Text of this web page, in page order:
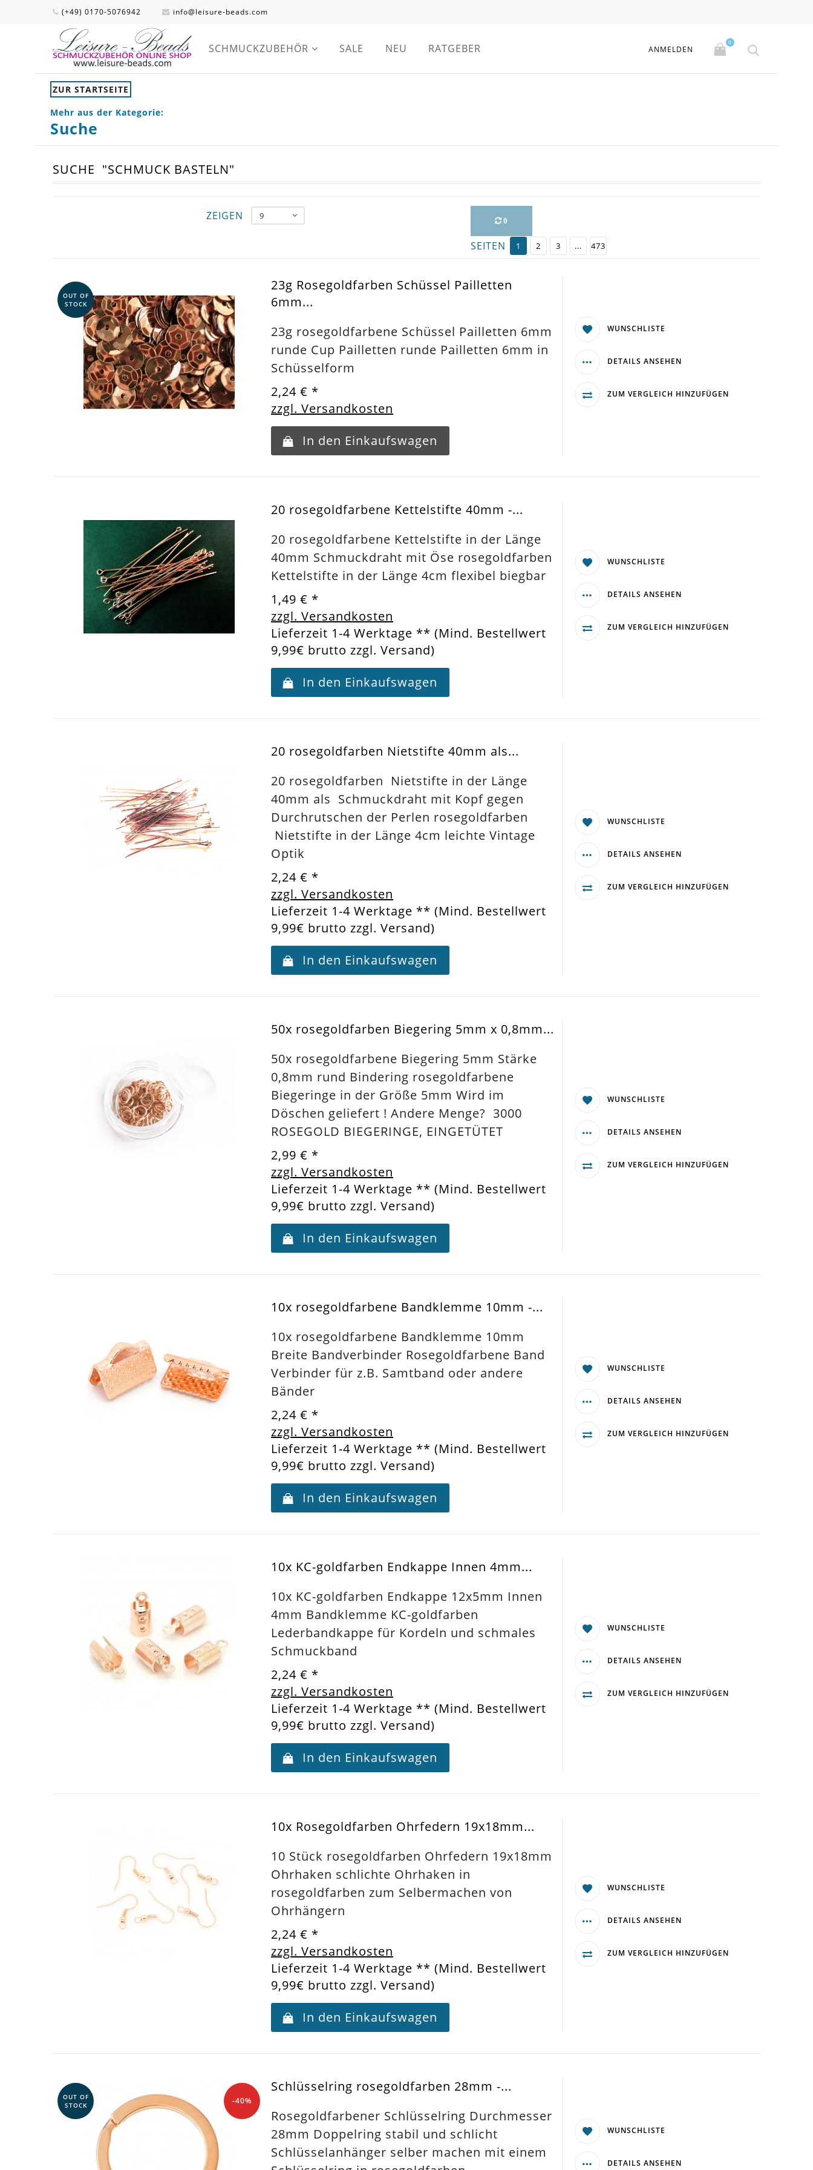
(+49) 0170-5076942 info@leisure-beads.com
SCHMUCKZUBEHÖR SALE NEU RATGEBER ANMELDEN
0
ZUR STARTSEITE
Mehr aus der Kategorie:
Suche
SUCHE "SCHMUCK BASTELN"
ZEIGEN 9 0
SEITEN 1 2 3 ... 473
OUT OF
STOCK
23g Rosegoldfarben Schüssel Pailletten
6mm...
23g rosegoldfarbene Schüssel Pailletten 6mm
runde Cup Pailletten runde Pailletten 6mm in
Schüsselform
2,24 € *
zzgl. Versandkosten
In den Einkaufswagen
WUNSCHLISTE
DETAILS ANSEHEN
ZUM VERGLEICH HINZUFÜGEN
20 rosegoldfarbene Kettelstifte 40mm -...
20 rosegoldfarbene Kettelstifte in der Länge
40mm Schmuckdraht mit Öse rosegoldfarben
Kettelstifte in der Länge 4cm flexibel biegbar
1,49 € *
zzgl. Versandkosten
Lieferzeit 1-4 Werktage ** (Mind. Bestellwert
9,99€ brutto zzgl. Versand)
In den Einkaufswagen
WUNSCHLISTE
DETAILS ANSEHEN
ZUM VERGLEICH HINZUFÜGEN
20 rosegoldfarben Nietstifte 40mm als...
20 rosegoldfarben Nietstifte in der Länge
40mm als Schmuckdraht mit Kopf gegen
Durchrutschen der Perlen rosegoldfarben
Nietstifte in der Länge 4cm leichte Vintage
Optik
2,24 € *
zzgl. Versandkosten
Lieferzeit 1-4 Werktage ** (Mind. Bestellwert
9,99€ brutto zzgl. Versand)
In den Einkaufswagen
WUNSCHLISTE
DETAILS ANSEHEN
ZUM VERGLEICH HINZUFÜGEN
50x rosegoldfarben Biegering 5mm x 0,8mm...
50x rosegoldfarbene Biegering 5mm Stärke
0,8mm rund Bindering rosegoldfarbene
Biegeringe in der Größe 5mm Wird im
Döschen geliefert ! Andere Menge? 3000
ROSEGOLD BIEGERINGE, EINGETÜTET
2,99 € *
zzgl. Versandkosten
Lieferzeit 1-4 Werktage ** (Mind. Bestellwert
9,99€ brutto zzgl. Versand)
In den Einkaufswagen
WUNSCHLISTE
DETAILS ANSEHEN
ZUM VERGLEICH HINZUFÜGEN
10x rosegoldfarbene Bandklemme 10mm -...
10x rosegoldfarbene Bandklemme 10mm
Breite Bandverbinder Rosegoldfarbene Band
Verbinder für z.B. Samtband oder andere
Bänder
2,24 € *
zzgl. Versandkosten
Lieferzeit 1-4 Werktage ** (Mind. Bestellwert
9,99€ brutto zzgl. Versand)
In den Einkaufswagen
WUNSCHLISTE
DETAILS ANSEHEN
ZUM VERGLEICH HINZUFÜGEN
10x KC-goldfarben Endkappe Innen 4mm...
10x KC-goldfarben Endkappe 12x5mm Innen
4mm Bandklemme KC-goldfarben
Lederbandkappe für Kordeln und schmales
Schmuckband
2,24 € *
zzgl. Versandkosten
Lieferzeit 1-4 Werktage ** (Mind. Bestellwert
9,99€ brutto zzgl. Versand)
In den Einkaufswagen
WUNSCHLISTE
DETAILS ANSEHEN
ZUM VERGLEICH HINZUFÜGEN
10x Rosegoldfarben Ohrfedern 19x18mm...
10 Stück rosegoldfarben Ohrfedern 19x18mm
Ohrhaken schlichte Ohrhaken in
rosegoldfarben zum Selbermachen von
Ohrhängern
2,24 € *
zzgl. Versandkosten
Lieferzeit 1-4 Werktage ** (Mind. Bestellwert
9,99€ brutto zzgl. Versand)
In den Einkaufswagen
WUNSCHLISTE
DETAILS ANSEHEN
ZUM VERGLEICH HINZUFÜGEN
OUT OF
STOCK
-40%
Schlüsselring rosegoldfarben 28mm -...
Rosegoldfarbener Schlüsselring Durchmesser
28mm Doppelring stabil und schlicht
Schlüsselanhänger selber machen mit einem
WUNSCHLISTE
DETAILS ANSEHEN